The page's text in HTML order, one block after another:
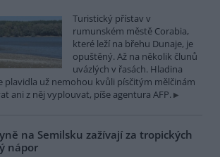
Turistický přístav v
rumunském městě Corabia,
které leží na břehu Dunaje, je
opuštěný. Až na několik člunů
uvázlých v řasách. Hladina
plavidla už nemohou kvůli písčitým mělčinám
ani z něj vyplouvat, píše agentura AFP.
na Semilsku zažívají za tropických
nápor